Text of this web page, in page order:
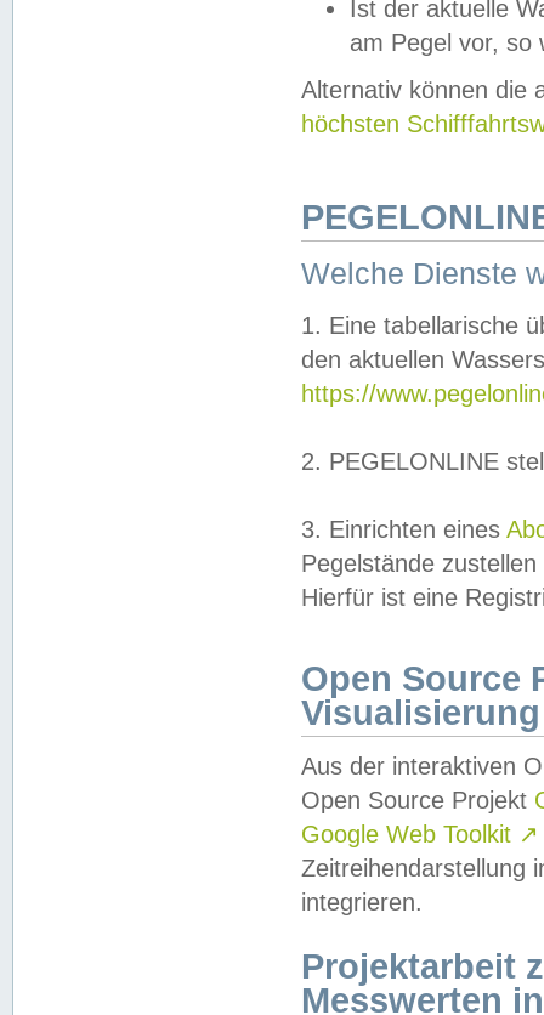
Ist der aktuelle
am Pegel vor,
Alternativ können die
höchsten
Welche Dienste
1. Eine tabellarische
den aktuellen
https://
2. PEGELONLINE
3. Einrichten eines
Pegelstände
Hierfür ist eine
Open Source
Visualisierung
Aus der interaktiven
Open Source Projekt
Google Web Toolkit ↗
Zeitreihendarstellung
integrieren.
Projektarbeit
Messwerten